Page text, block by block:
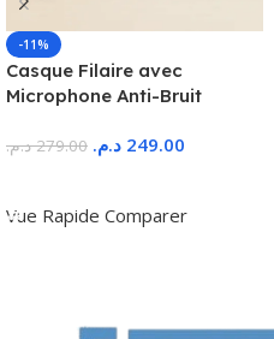
-11%
Casque Filaire avec
Microphone Anti-Bruit
279.00 د.م. 249.00 د.م.
Vue Rapide Comparer